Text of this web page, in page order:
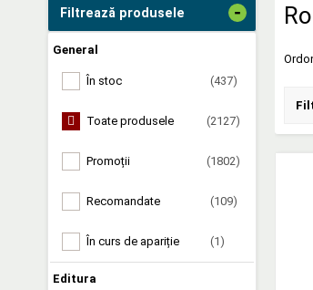
Filtrează produsele -
General
În stoc (437)
Toate produsele (2127)
Promoții (1802)
Recomandate (109)
În curs de apariție (1)
Editura